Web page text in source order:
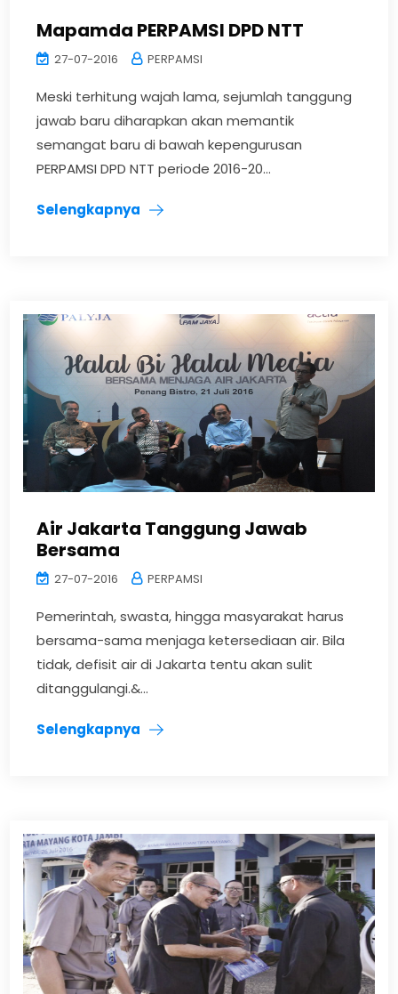
Mapamda PERPAMSI DPD NTT
27-07-2016 PERPAMSI
Meski terhitung wajah lama, sejumlah tanggung
jawab baru diharapkan akan memantik
semangat baru di bawah kepengurusan
PERPAMSI DPD NTT periode 2016-20...
Selengkapnya
Air Jakarta Tanggung Jawab
Bersama
27-07-2016 PERPAMSI
Pemerintah, swasta, hingga masyarakat harus
bersama-sama menjaga ketersediaan air. Bila
tidak, defisit air di Jakarta tentu akan sulit
ditanggulangi.&...
Selengkapnya